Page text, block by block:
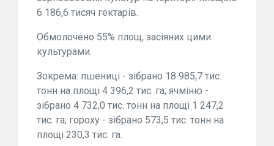
6 186,6 тисяч гектарів.
Обмолочено 55% площ, засіяних цими
культурами.
Зокрема: пшениці - зібрано 18 985,7 тис.
тонн на площі 4 396,2 тис. га; ячміню -
зібрано 4 732,0 тис. тонн на площі 1 247,2
тис. га; гороху - зібрано 573,5 тис. тонн на
площі 230,3 тис. га.